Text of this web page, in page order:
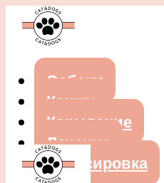
Собаки
Кошки
Кормление
Лечение
Дрессировка